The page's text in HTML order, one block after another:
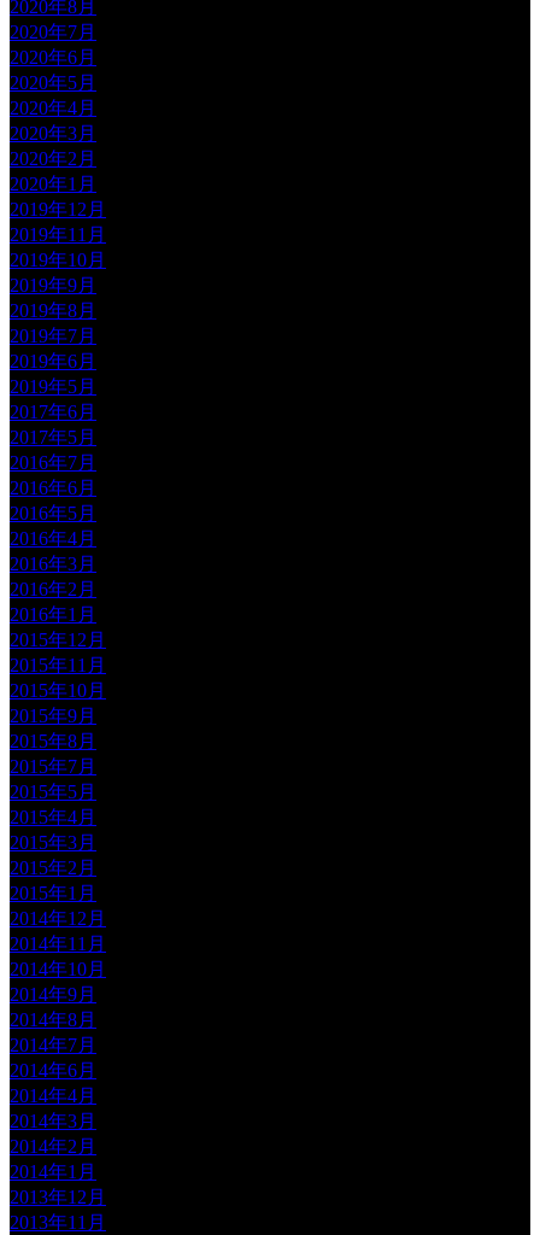
2020年8月
2020年7月
2020年6月
2020年5月
2020年4月
2020年3月
2020年2月
2020年1月
2019年12月
2019年11月
2019年10月
2019年9月
2019年8月
2019年7月
2019年6月
2019年5月
2017年6月
2017年5月
2016年7月
2016年6月
2016年5月
2016年4月
2016年3月
2016年2月
2016年1月
2015年12月
2015年11月
2015年10月
2015年9月
2015年8月
2015年7月
2015年5月
2015年4月
2015年3月
2015年2月
2015年1月
2014年12月
2014年11月
2014年10月
2014年9月
2014年8月
2014年7月
2014年6月
2014年4月
2014年3月
2014年2月
2014年1月
2013年12月
2013年11月